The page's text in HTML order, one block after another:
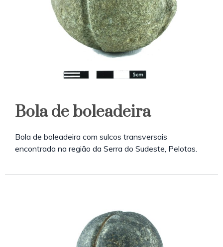
Bola de boleadeira
Bola de boleadeira com sulcos transversais
encontrada na região da Serra do Sudeste, Pelotas.